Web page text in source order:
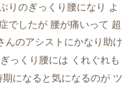
りのぎっくり腰になり よ
でしたが 腰が痛いって 超
んのアシストにかなり助け
っくり腰には くれぐれも
期になると気になるのが ツ